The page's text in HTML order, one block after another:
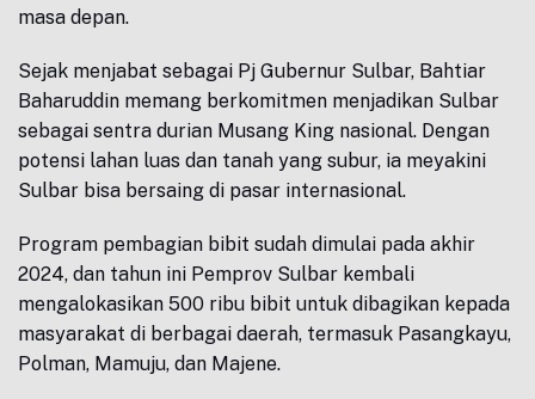
masa depan.
Sejak menjabat sebagai Pj Gubernur Sulbar, Bahtiar
Baharuddin memang berkomitmen menjadikan Sulbar
sebagai sentra durian Musang King nasional. Dengan
potensi lahan luas dan tanah yang subur, ia meyakini
Sulbar bisa bersaing di pasar internasional.
Program pembagian bibit sudah dimulai pada akhir
2024, dan tahun ini Pemprov Sulbar kembali
mengalokasikan 500 ribu bibit untuk dibagikan kepada
masyarakat di berbagai daerah, termasuk Pasangkayu,
Polman, Mamuju, dan Majene.